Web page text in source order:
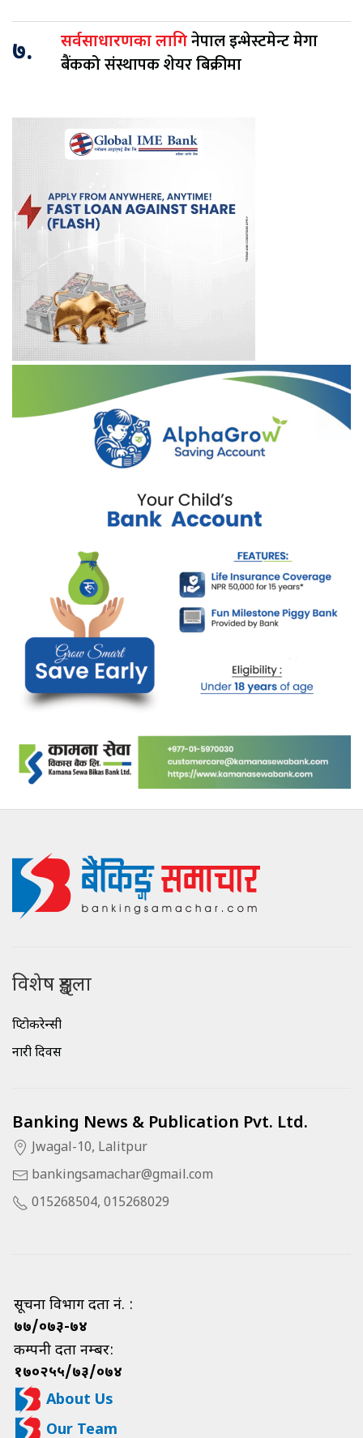
७. सर्वसाधारणका लागिनेपाल इन्भेस्टमेन्ट मेगा
बैंकको संस्थापक शेयर बिक्रीमा
विशेष शृङ्खला
क्रिप्टोकरेन्सी
नारी दिवस
Banking News & Publication Pvt. Ltd.
Jwagal-10, Lalitpur
bankingsamachar@gmail.com
015268504, 015268029
सूचना विभाग दर्ता नं. :
७७/०७३-७४
कम्पनी दर्ता नम्बर:
१७०२५५/७३/०७४
About Us
Our Team